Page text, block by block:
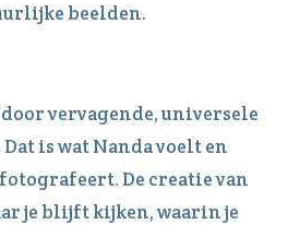
beelden.
vervagende, universele
is wat Nanda voelt en
De creatie van
je blijft kijken, waarin je